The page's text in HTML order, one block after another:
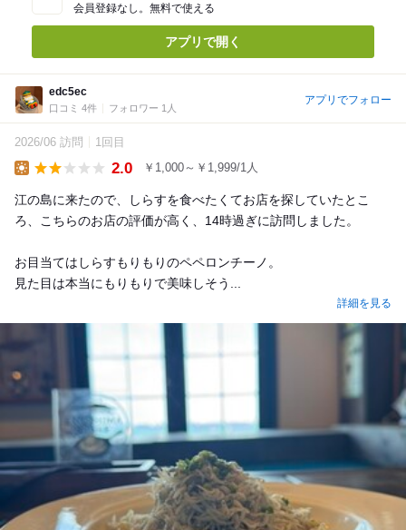
会員登録なし。無料で使える
アプリで開く
edc5ec
口コミ 4件 フォロワー 1人
アプリでフォロー
2026/06 訪問 1回目
2.0 ￥1,000～￥1,999/1人
江の島に来たので、しらすを食べたくてお店を探していたとこ
ろ、こちらのお店の評価が高く、14時過ぎに訪問しました。
お目当てはしらすもりもりのペペロンチーノ。
見た目は本当にもりもりで美味しそう...
詳細を見る